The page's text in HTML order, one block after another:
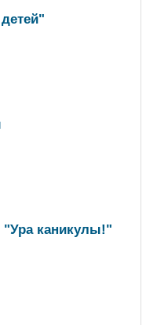
"Ура каникулы!"